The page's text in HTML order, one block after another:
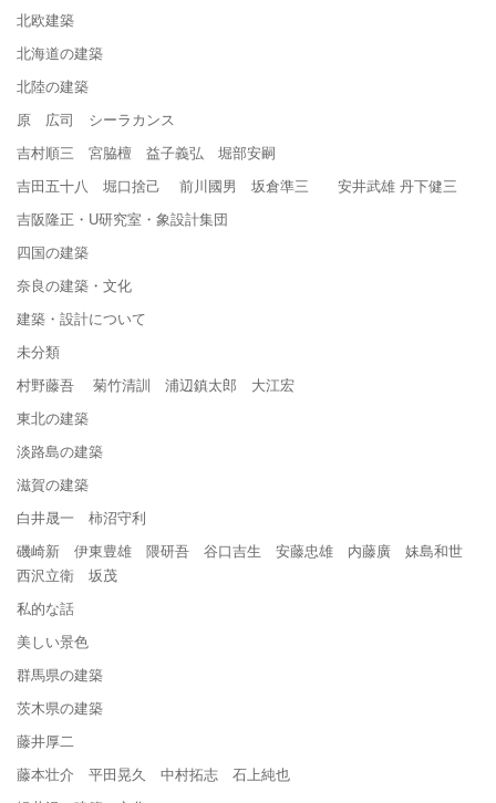
北欧建築
北海道の建築
北陸の建築
原 広司 シーラカンス
吉村順三 宮脇檀 益子義弘 堀部安嗣
吉田五十八 堀口捨己 前川國男 坂倉準三 安井武雄 丹下健三
吉阪隆正・U研究室・象設計集団
四国の建築
奈良の建築・文化
建築・設計について
未分類
村野藤吾 菊竹清訓 浦辺鎮太郎 大江宏
東北の建築
淡路島の建築
滋賀の建築
白井晟一 柿沼守利
磯崎新 伊東豊雄 隈研吾 谷口吉生 安藤忠雄 内藤廣 妹島和世
西沢立衛 坂茂
私的な話
美しい景色
群馬県の建築
茨木県の建築
藤井厚二
藤本壮介 平田晃久 中村拓志 石上純也